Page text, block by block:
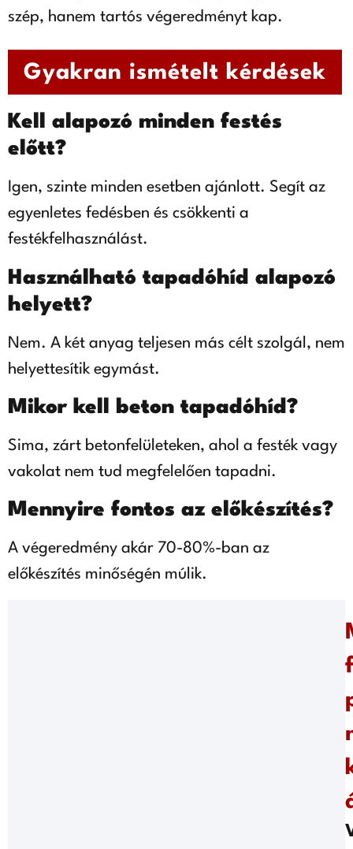
szép, hanem tartós végeredményt kap.
Gyakran ismételt kérdések
Kell alapozó minden festés
előtt?
Igen, szinte minden esetben ajánlott. Segít az
egyenletes fedésben és csökkenti a
festékfelhasználást.
Használható tapadóhíd alapozó
helyett?
Nem. A két anyag teljesen más célt szolgál, nem
helyettesítik egymást.
Mikor kell beton tapadóhíd?
Sima, zárt betonfelületeken, ahol a festék vagy
vakolat nem tud megfelelően tapadni.
Mennyire fontos az előkészítés?
A végeredmény akár 70-80%-ban az
előkészítés minőségén múlik.